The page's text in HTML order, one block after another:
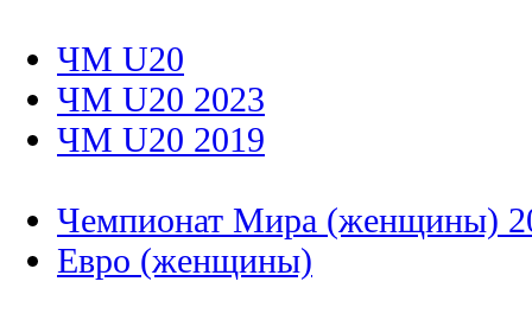
ЧМ U20
ЧМ U20 2023
ЧМ U20 2019
Чемпионат Мира (женщины)
Евро (женщины)